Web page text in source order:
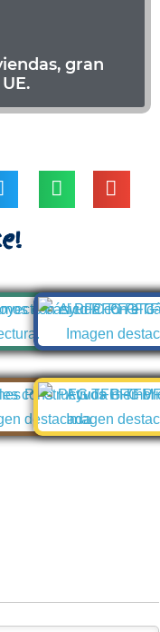
gran